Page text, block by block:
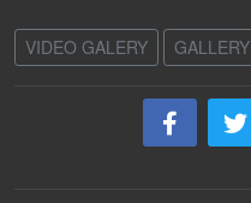
VIDEO GALERY GALLERY